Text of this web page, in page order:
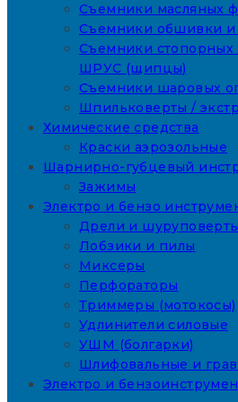
Съемники масляных
Съемники обшивки и
Съемники стопорных
ШРУС (щипцы)
Съемники шаровых
Шпильковерты /
Химические средства
Краски аэрозольные
Шарнирно-губцевый
Зажимы
Электро и бензо
Дрели и шуруповерты
Лобзики и пилы
Миксеры
Перфораторы
Триммеры (мотокосы)
Удлинители силовые
УШМ (болгарки)
Шлифовальные и
Электро и